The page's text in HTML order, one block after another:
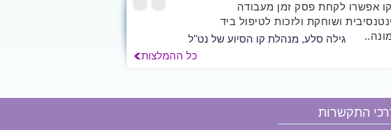
כל ההמלצות
אפשרו לקחת פסק זמן מעבודה
ושוחקת ולזכות לטיפול ביד
גילה סלע, מנהלת קו הסיוע של נט"ל
התקשרות